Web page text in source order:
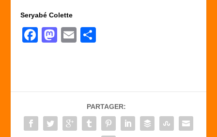
Seryabé Colette
F
b
o
o
M
d
o
n
E
er
PARTAGER: